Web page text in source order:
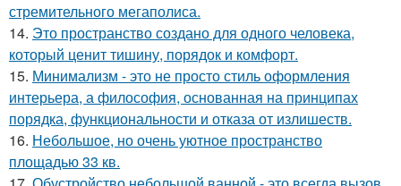
стремительного мегаполиса.
14. Это пространство создано для одного человека,
который ценит тишину, порядок и комфорт.
15. Минимализм - это не просто стиль оформления
интерьера, а философия, основанная на принципах
порядка, функциональности и отказа от излишеств.
16. Небольшое, но очень уютное пространство
площадью 33 кв.